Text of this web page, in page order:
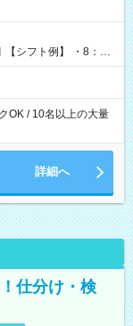
OK / 10名以上の大量
詳細へ
仕分け・検